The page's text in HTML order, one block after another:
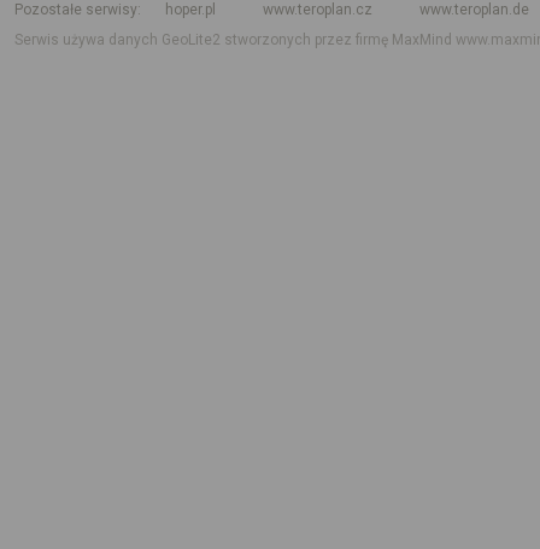
Pozostałe serwisy
hoper.pl www.teroplan.cz
www.teroplan.de
Serwis używa danych GeoLite2 stworzonych przez firmę MaxMind